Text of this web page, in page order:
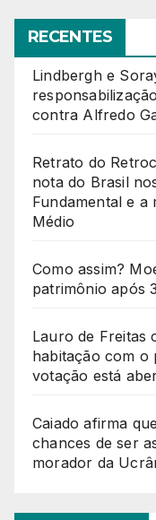
RECENTES
Lindbergh e
contra Alfredo
Retrato do
nota do Brasil
Fundamental e a
Médio
Como assim?
patrimônio após
Lauro de Freitas
habitação com o
votação está
Caiado afirma
chances de ser
morador da